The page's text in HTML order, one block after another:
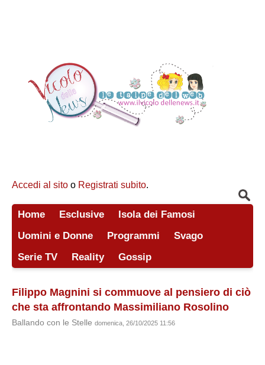
Accedi al sito o Registrati subito.
Home Esclusive
Isola dei Famosi
Uomini e Donne
Programmi
Svago
Serie TV
Reality Gossip
Filippo Magnini si commuove al pensiero di ciò
che sta affrontando Massimiliano Rosolino
Ballando con le Stelle domenica, 26/10/2025 11:56